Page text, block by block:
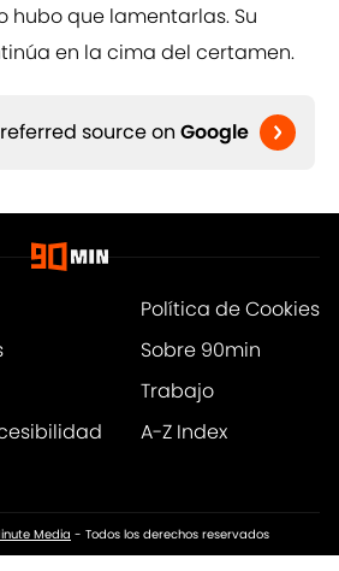
hubo que lamentarlas. Su
en la cima del certamen.
source on Google
Política de Cookies
Sobre 90min
Trabajo
A-Z Index
Media - Todos los derechos reservados